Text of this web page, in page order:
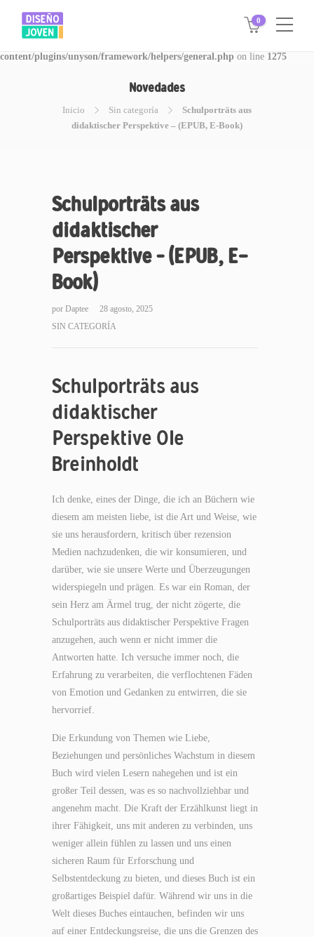
Warning: Invalid argument supplied for foreach() in
/www/disegnojoven.com.ar/htdocs/wp-
content/plugins/unyson/framework/helpers/general.php on line 1275
0
Novedades
Inicio Sin categoría
Schulporträts aus
didaktischer Perspektive – (EPUB, E-Book)
Schulporträts aus
didaktischer
Perspektive – (EPUB, E-
Book)
por Daptee
28 agosto, 2025
SIN CATEGORÍA
Schulporträts aus
didaktischer
Perspektive Ole
Breinholdt
Ich denke, eines der Dinge, die ich an Büchern wie
diesem am meisten liebe, ist die Art und Weise, wie
sie uns herausfordern, kritisch über rezension
Medien nachzudenken, die wir konsumieren, und
darüber, wie sie unsere Werte und Überzeugungen
widerspiegeln und prägen. Es war ein Roman, der
sein Herz am Ärmel trug, der nicht zögerte, die
Schulporträts aus didaktischer Perspektive Fragen
anzugehen, auch wenn er nicht immer die
Antworten hatte. Ich versuche immer noch, die
Erfahrung zu verarbeiten, die verflochtenen Fäden
von Emotion und Gedanken zu entwirren, die sie
hervorrief.
Die Erkundung von Themen wie Liebe,
Beziehungen und persönliches Wachstum in diesem
Buch wird vielen Lesern nahegehen und ist ein
großer Teil dessen, was es so nachvollziehbar und
angenehm macht. Die Kraft der Erzählkunst liegt in
ihrer Fähigkeit, uns mit anderen zu verbinden, uns
weniger allein fühlen zu lassen und uns einen
sicheren Raum für Erforschung und
Selbstentdeckung zu bieten, und dieses Buch ist ein
großartiges Beispiel dafür. Während wir uns in die
Welt dieses Buches eintauchen, befinden wir uns
auf einer Entdeckungsreise, die uns die Grenzen des